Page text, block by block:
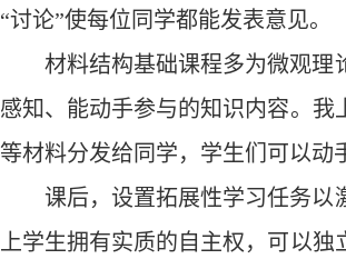
“讨论”使每位同学都能发表意见。
材料结构基础课程多为微观理
感知、能动手参与的知识内容。
等材料分发给同学，学生们可以动
课后，设置拓展性学习任务以
上学生拥有实质的自主权，可以